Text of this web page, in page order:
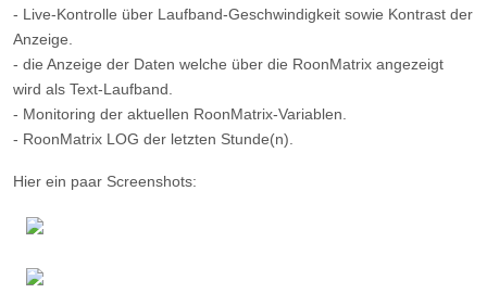
- Live-Kontrolle über Laufband-Geschwindigkeit sowie Kontrast der
Anzeige.
- die Anzeige der Daten welche über die RoonMatrix angezeigt
wird als Text-Laufband.
- Monitoring der aktuellen RoonMatrix-Variablen.
- RoonMatrix LOG der letzten Stunde(n).
Hier ein paar Screenshots: